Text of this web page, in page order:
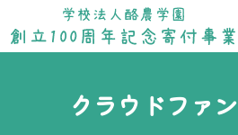
クラウドファ